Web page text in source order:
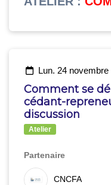
lun. 24 novembre
Comment se
cédant-
discussion
Atelier
Partenaire
CNCFA